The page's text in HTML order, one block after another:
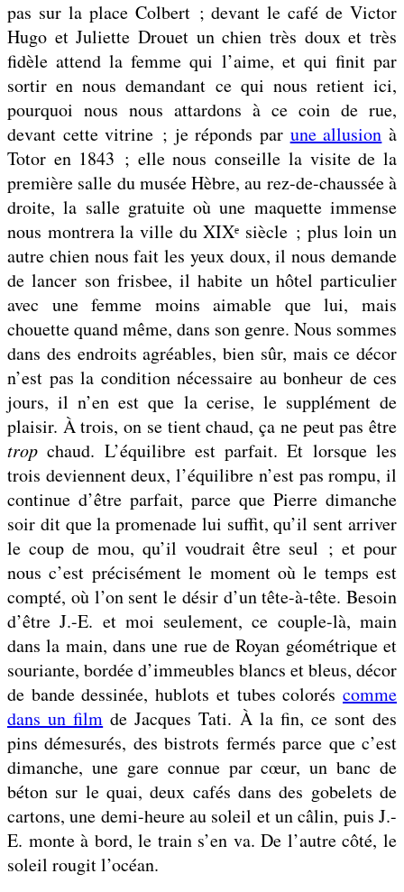
pas sur la place Colbert ; devant le café de Victor
Hugo et Juliette Drouet un chien très doux et très
fidèle attend la femme qui l’aime, et qui finit par
sortir en nous demandant ce qui nous retient ici,
pourquoi nous nous attardons à ce coin de rue,
devant cette vitrine ; je réponds par une allusion à
Totor en 1843 ; elle nous conseille la visite de la
première salle du musée Hèbre, au rez-de-chaussée à
droite, la salle gratuite où une maquette immense
nous montrera la ville du XIXᵉ siècle ; plus loin un
autre chien nous fait les yeux doux, il nous demande
de lancer son frisbee, il habite un hôtel particulier
avec une femme moins aimable que lui, mais
chouette quand même, dans son genre. Nous sommes
dans des endroits agréables, bien sûr, mais ce décor
n’est pas la condition nécessaire au bonheur de ces
jours, il n’en est que la cerise, le supplément de
plaisir. À trois, on se tient chaud, ça ne peut pas être
trop chaud. L’équilibre est parfait. Et lorsque les
trois deviennent deux, l’équilibre n’est pas rompu, il
continue d’être parfait, parce que Pierre dimanche
soir dit que la promenade lui suffit, qu’il sent arriver
le coup de mou, qu’il voudrait être seul ; et pour
nous c’est précisément le moment où le temps est
compté, où l’on sent le désir d’un tête-à-tête. Besoin
d’être J.-E. et moi seulement, ce couple-là, main
dans la main, dans une rue de Royan géométrique et
souriante, bordée d’immeubles blancs et bleus, décor
de bande dessinée, hublots et tubes colorés comme
dans un film de Jacques Tati. À la fin, ce sont des
pins démesurés, des bistrots fermés parce que c’est
dimanche, une gare connue par cœur, un banc de
béton sur le quai, deux cafés dans des gobelets de
cartons, une demi-heure au soleil et un câlin, puis J.-
E. monte à bord, le train s’en va. De l’autre côté, le
soleil rougit l’océan.